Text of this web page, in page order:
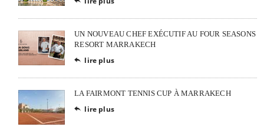
UN NOUVEAU CHEF EXÉCUTIF AU FOUR SEASONS
RESORT MARRAKECH
 lire plus
LA FAIRMONT TENNIS CUP À MARRAKECH
 lire plus